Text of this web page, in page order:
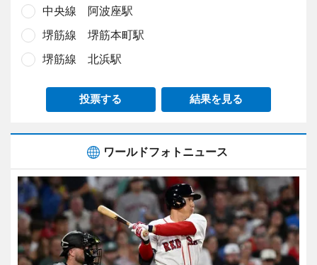
中央線 阿波座駅
堺筋線 堺筋本町駅
堺筋線 北浜駅
投票する 結果を見る
ワールドフォトニュース